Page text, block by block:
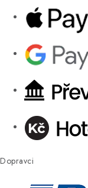
Dopravci